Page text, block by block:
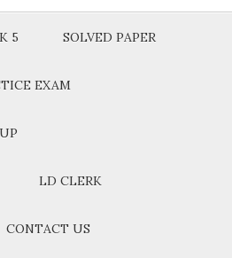
5 SOLVED PAPER
EXAM
LD CLERK
CONTACT US